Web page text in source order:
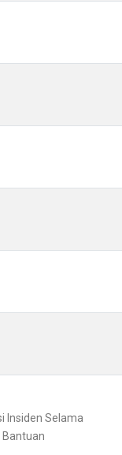
Insiden Selama
Bantuan